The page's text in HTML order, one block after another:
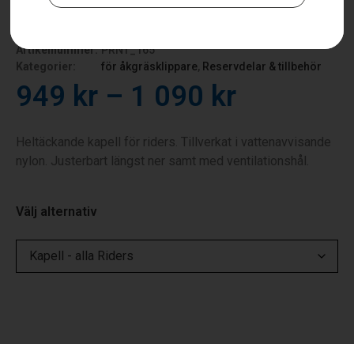
Artikelnummer: PRNT_165
Kategorier:
för åkgräsklippare, Reservdelar & tillbehör
949 kr – 1 090 kr
Heltäckande kapell för riders. Tillverkat i vattenavvisande
nylon. Justerbart längst ner samt med ventilationshål.
Välj alternativ